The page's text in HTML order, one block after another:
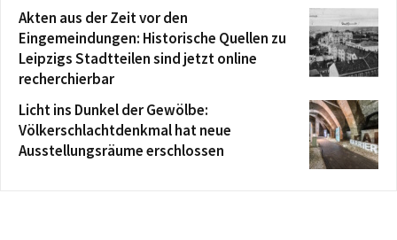
Akten aus der Zeit vor den
Eingemeindungen: Historische Quellen zu
Leipzigs Stadtteilen sind jetzt online
recherchierbar
Licht ins Dunkel der Gewölbe:
Völkerschlachtdenkmal hat neue
Ausstellungsräume erschlossen